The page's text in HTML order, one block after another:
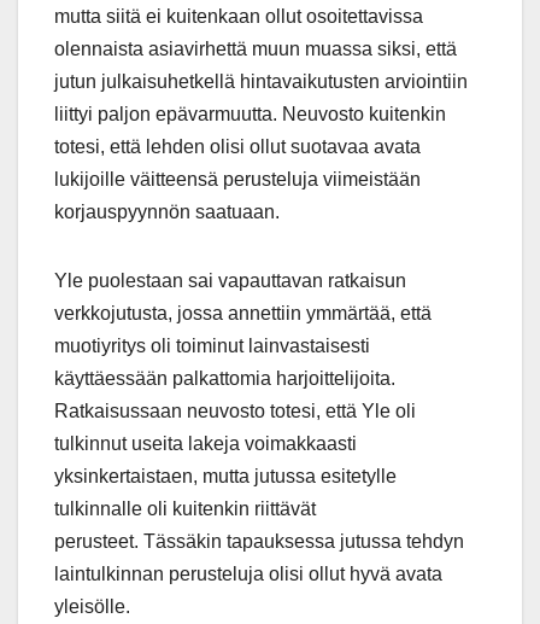
mutta siitä ei kuitenkaan ollut osoitettavissa
olennaista asiavirhettä muun muassa siksi, että
jutun julkaisuhetkellä hintavaikutusten arviointiin
liittyi paljon epävarmuutta. Neuvosto kuitenkin
totesi, että lehden olisi ollut suotavaa avata
lukijoille väitteensä perusteluja viimeistään
korjauspyynnön saatuaan.
Yle puolestaan sai vapauttavan ratkaisun
verkkojutusta, jossa annettiin ymmärtää, että
muotiyritys oli toiminut lainvastaisesti
käyttäessään palkattomia harjoittelijoita.
Ratkaisussaan neuvosto totesi, että Yle oli
tulkinnut useita lakeja voimakkaasti
yksinkertaistaen, mutta jutussa esitetylle
tulkinnalle oli kuitenkin riittävät
perusteet. Tässäkin tapauksessa jutussa tehdyn
laintulkinnan perusteluja olisi ollut hyvä avata
yleisölle.